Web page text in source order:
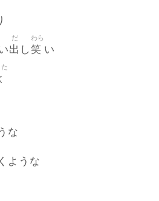
出
だ
し笑
わら
い
な
ような